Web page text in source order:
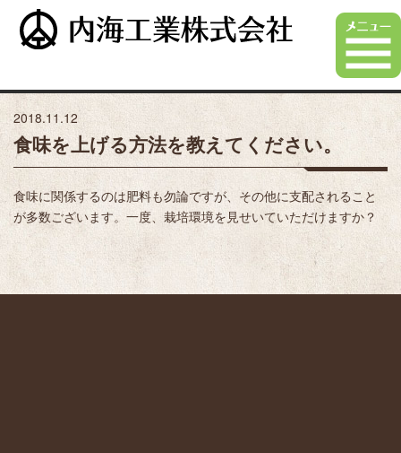
2018.11.12
食味を上げる方法を教えてください。
食味に関係するのは肥料も勿論ですが、その他に支配されること
が多数ございます。一度、栽培環境を見せいていただけますか？